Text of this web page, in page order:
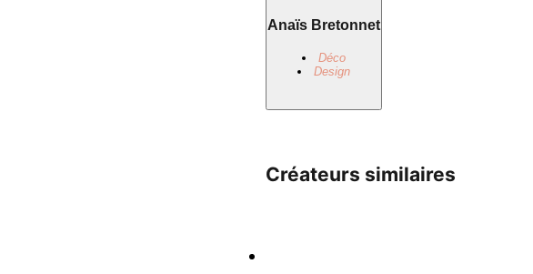
Anaïs Bretonnet
Déco
Design
Créateurs similaires